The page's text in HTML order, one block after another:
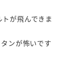
が飛んできま
ンが怖いです